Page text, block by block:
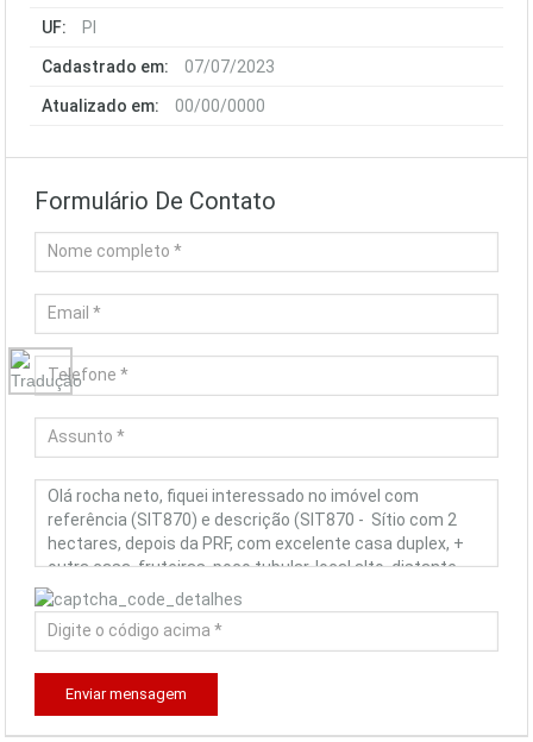
UF: PI
Cadastrado em: 07/07/2023
Atualizado em: 00/00/0000
Formulário De Contato
Enviar mensagem